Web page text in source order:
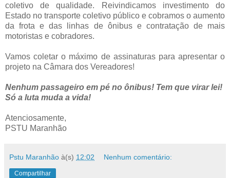
coletivo de qualidade. Reivindicamos investimento do
Estado no transporte coletivo público e cobramos o aumento
da frota e das linhas de ônibus e contratação de mais
motoristas e cobradores.
Vamos coletar o máximo de assinaturas para apresentar o
projeto na Câmara dos Vereadores!
Nenhum passageiro em pé no ônibus! Tem que virar lei!
Só a luta muda a vida!
Atenciosamente,
PSTU Maranhão
Pstu Maranhão à(s) 12:02 Nenhum comentário:
Compartilhar